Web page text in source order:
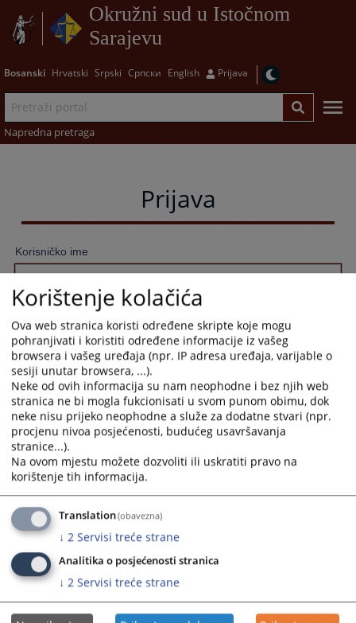
Okružni sud u Istočnom
Sarajevu
Bosanski Hrvatski Srpski Српски English Prijava
Napredna pretraga
Prijava
Korisničko ime
Lozinka
Zapamti me
Prijava
Zaboravili ste lozinku?
Želite postati član?
Korištenje kolačića
Ova web stranica koristi određene skripte koje mogu
pohranjivati i koristiti određene informacije iz vašeg
browsera i vašeg uređaja (npr. IP adresa uređaja, varijable o
sesiji unutar browsera, ...).
Neke od ovih informacija su nam neophodne i bez njih web
stranica ne bi mogla fukcionisati u svom punom obimu, dok
neke nisu prijeko neophodne a služe za dodatne stvari (npr.
procjenu nivoa posjećenosti, budućeg usavršavanja
stranice...).
Na ovom mjestu možete dozvoliti ili uskratiti pravo na
korištenje tih informacija.
Translation(obavezna)
↓ 2 Servisi treće strane
Analitika o posjećenosti stranica
↓ 2 Servisi treće strane